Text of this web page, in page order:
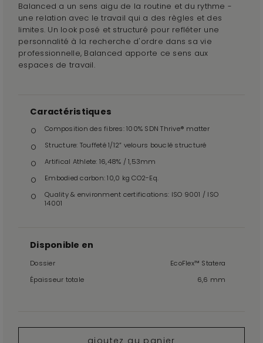
Balanced a un sens aigu de la routine et du rythme -
une relation avec le travail qui a des règles et des
limites. Un look posé et structuré pour refléter une
personnalité à la recherche d'ordre dans sa vie
professionnelle, Balanced apporte ce sens aux
espaces de travail.
Caractéristiques
Composition des fibres: 100% SDN Thrive® matter
Structure: Touffeté 1/12” velours bouclé structuré
Artifical Athlete: 16,48% / 1,53mm
Embodied carbon: 10,0 kg CO2-Eq.
Quality & environment certifications: ISO 9001 / ISO
14001
Disponible en
Dossier
EcoFlex™ Statera
Épaisseur totale
6,6 mm
ajoutez au panier